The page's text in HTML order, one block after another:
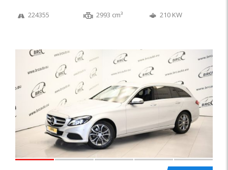
224355 2993 cm³ 210 KW
52